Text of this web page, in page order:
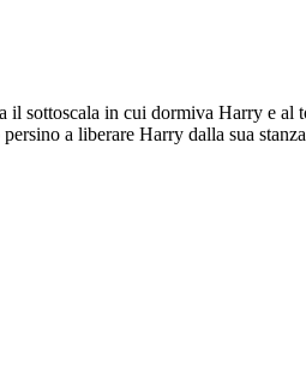
il sottoscala in cui dormiva Harry e
a liberare Harry dalla sua